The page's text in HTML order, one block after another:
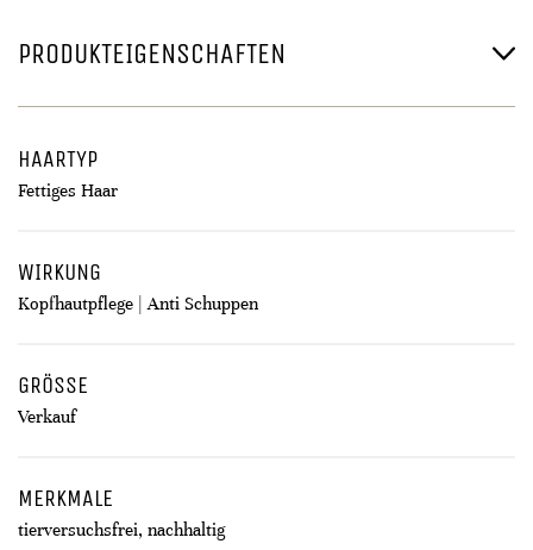
PRODUKTEIGENSCHAFTEN
HAARTYP
Fettiges Haar
WIRKUNG
Kopfhautpflege | Anti Schuppen
GRÖSSE
Verkauf
MERKMALE
tierversuchsfrei, nachhaltig